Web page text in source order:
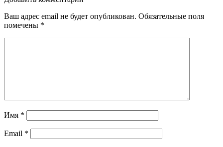
Ваш адрес email не будет опубликован. Обязательные поля
помечены *
Имя *
Email *